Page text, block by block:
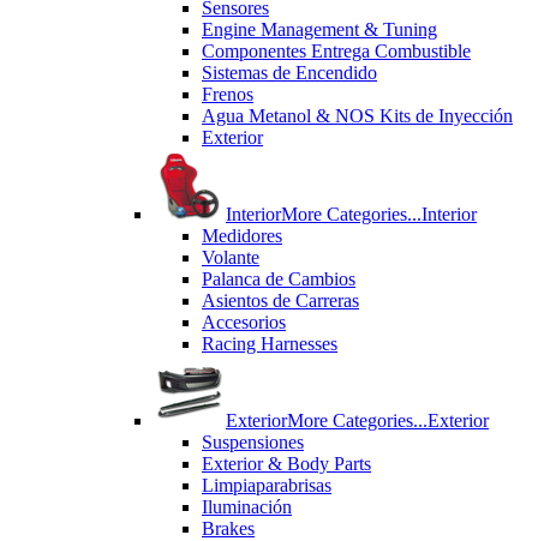
Sensores
Engine Management & Tuning
Componentes Entrega Combustible
Sistemas de Encendido
Frenos
Agua Metanol & NOS Kits de Inyección
Exterior
InteriorMore Categories...Interior
Medidores
Volante
Palanca de Cambios
Asientos de Carreras
Accesorios
Racing Harnesses
ExteriorMore Categories...Exterior
Suspensiones
Exterior & Body Parts
Limpiaparabrisas
Iluminación
Brakes